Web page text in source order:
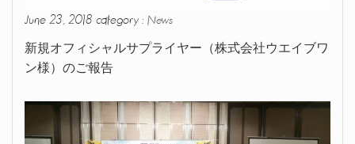
June 23, 2018 category : News
新規オフィシャルサプライヤー（株式会社ウエイブワ
ン様）のご報告